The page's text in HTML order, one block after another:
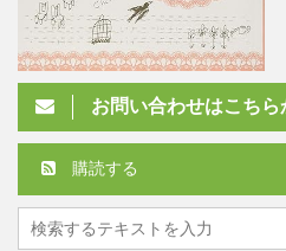
お問い合わせはこちら
購読する